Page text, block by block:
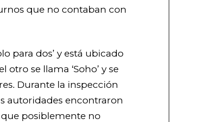
que no contaban con
para dos’ y está ubicado
se llama ‘Soho’ y se
Durante la inspección
autoridades encontraron
posiblemente no